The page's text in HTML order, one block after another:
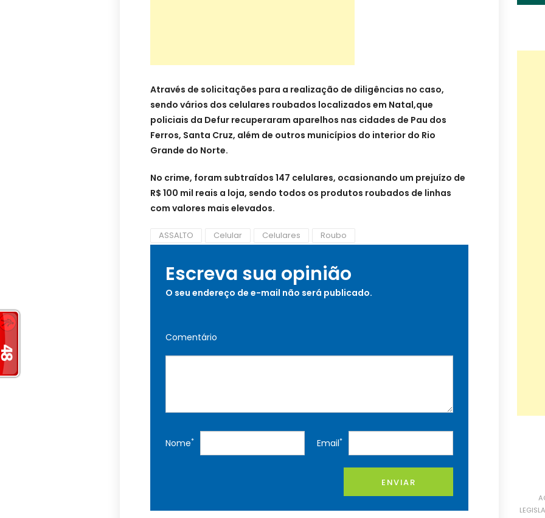
Através de solicitações para a realização de diligências no caso,
sendo vários dos celulares roubados localizados em Natal,que
policiais da Defur recuperaram aparelhos nas cidades de Pau dos
Ferros, Santa Cruz, além de outros municípios do interior do Rio
Grande do Norte.
No crime, foram subtraídos 147 celulares, ocasionando um prejuízo de
R$ 100 mil reais a loja, sendo todos os produtos roubados de linhas
com valores mais elevados.
ASSALTO Celular Celulares Roubo
Escreva sua opinião
O seu endereço de e-mail não será publicado.
Comentário
Nome* Email*
ENVIAR